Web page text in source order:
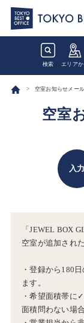
検索 エリアか
空室お知らせメー
空室
入力
「JEWEL BOX
空室が追加され
・登録から180
ます。
・希望面積帯に
面積問わない場